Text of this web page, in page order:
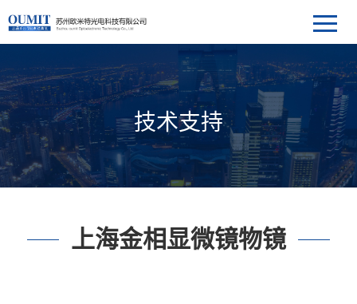
技术支持
上海金相显微镜物镜